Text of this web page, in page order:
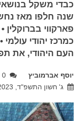
שנה חלפו מאז
פארקווי
כמרכז יהודי
העם היהודי, את
יוסף אברמוביץ
0
ג' חשון התשפ"ד, 18.10.2023, 10:20